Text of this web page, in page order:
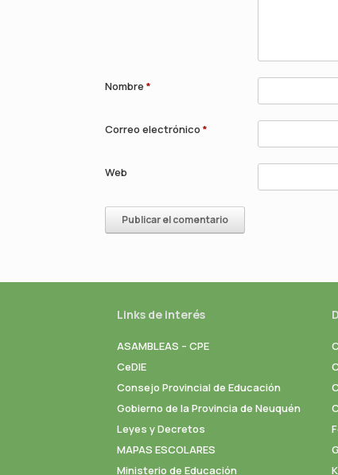
Nombre *
Correo electrónico *
Web
Links de interés
ASAMBLEAS – CPE
CeDIE
Consejo Provincial de Educación
Gobierno de la Provincia de Neuquén
Leyes y Decretos
MAPAS ESCOLARES
Ministerio de Educación